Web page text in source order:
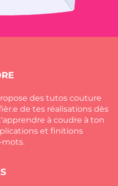
des tutos couture
de tes réalisations dès
à coudre à ton
et finitions
mots.